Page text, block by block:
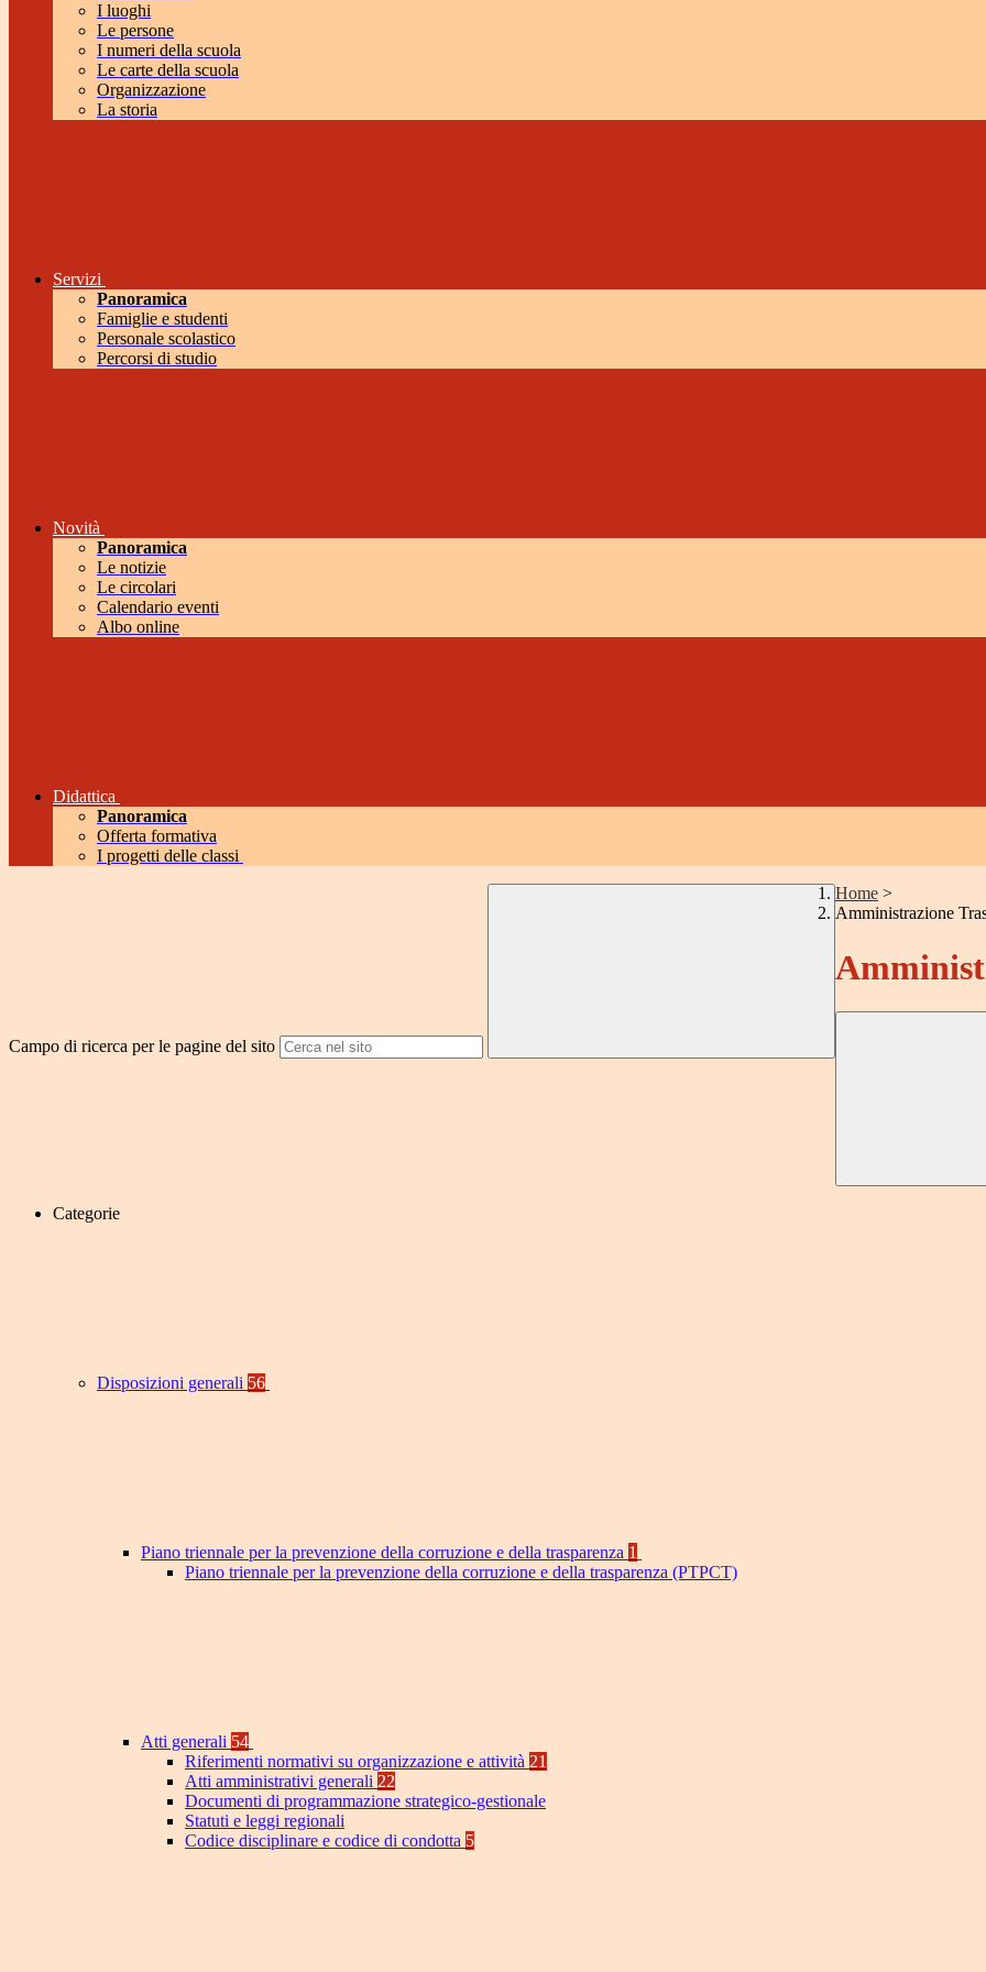
I luoghi
Le persone
I numeri della scuola
Le carte della scuola
Organizzazione
La storia
Servizi
Panoramica
Famiglie e studenti
Personale scolastico
Percorsi di studio
Novità
Panoramica
Le notizie
Le circolari
Calendario eventi
Albo online
Didattica
Panoramica
Offerta formativa
I progetti delle classi
Campo di ricerca per le pagine del sito
Home >
Amministrazione
Categorie
Disposizioni generali 56
Piano triennale per la prevenzione della corruzione e della trasparenza 1
Piano triennale per la prevenzione della corruzione e della trasparenza (PTPCT)
Atti generali 54
Riferimenti normativi su organizzazione e attività 21
Atti amministrativi generali 22
Documenti di programmazione strategico-gestionale
Statuti e leggi regionali
Codice disciplinare e codice di condotta 5